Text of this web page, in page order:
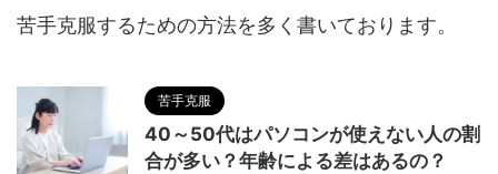
苦手克服するための方法を多く書いております。
苦手克服
40～50代はパソコンが使えない人の割
合が多い？年齢による差はあるの？